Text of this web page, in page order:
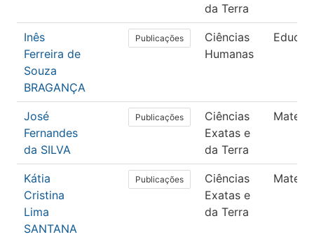
da Terra
Inês
Ferreira de
Souza
BRAGANÇA
Publicações
Ciências
Humanas
José
Fernandes
da SILVA
Publicações
Ciências
Exatas e
da Terra
Kátia
Cristina
Lima
SANTANA
Publicações
Ciências
Exatas e
da Terra